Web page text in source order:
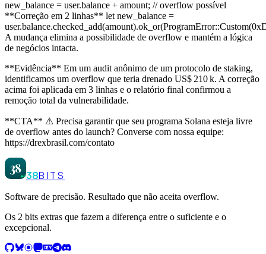
new_balance = user.balance + amount; // overflow possível
**Correção em 2 linhas** let new_balance =
A mudança elimina a possibilidade de overflow e mantém a lógica
de negócios intacta.
**Evidência** Em um audit anônimo de um protocolo de staking,
identificamos um overflow que teria drenado US$ 210 k. A correção
acima foi aplicada em 3 linhas e o relatório final confirmou a
remoção total da vulnerabilidade.
**CTA** ⚠ Precisa garantir que seu programa Solana esteja livre
de overflow antes do launch? Converse com nossa equipe:
https://drexbrasil.com/contato
38
38BITS
Software de precisão. Resultado que não aceita overflow.
Os 2 bits extras que fazem a diferença entre o suficiente e o
excepcional.